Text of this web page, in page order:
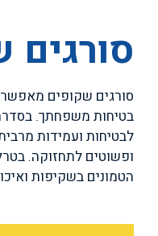
סורגים
סורגים שקופים
לבטיחות ועמידות
ופשוטים לתחזוקה.
הטמונים בשקיפות